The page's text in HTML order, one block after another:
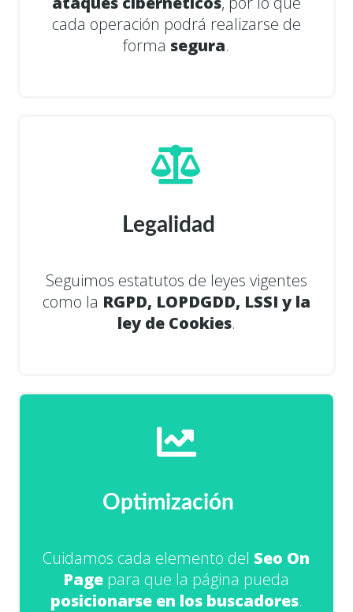
cada operación podrá realizarse de
forma segura.
Legalidad
Seguimos estatutos de leyes vigentes
como la RGPD, LOPDGDD, LSSI y la
ley de Cookies.
Optimización
Cuidamos cada elemento del Seo On
Page para que la página pueda
posicionarse en los buscadores.